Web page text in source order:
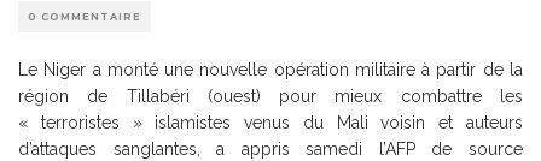
0 COMMENTAIRE
Le Niger a monté une nouvelle opération militaire à partir de la
région de Tillabéri (ouest) pour mieux combattre les
« terroristes » islamistes venus du Mali voisin et auteurs
d’attaques sanglantes, a appris samedi l’AFP de source